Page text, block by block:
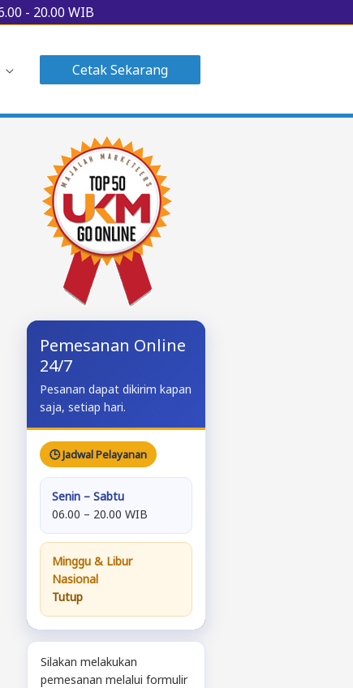
- 20.00 WIB
Cetak Sekarang
Pemesanan Online
24/7
Pesanan dapat dikirim kapan
saja, setiap hari.
🕒 Jadwal Pelayanan
Senin – Sabtu
06.00 – 20.00 WIB
Minggu & Libur
Nasional
Tutup
Silakan melakukan
pemesanan melalui formulir